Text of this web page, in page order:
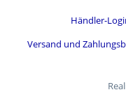
Händler-
Versand und